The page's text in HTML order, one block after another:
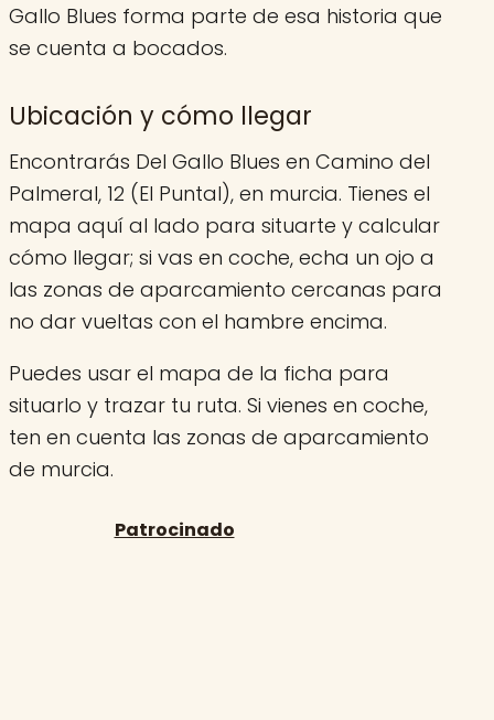
Gallo Blues forma parte de esa historia que
se cuenta a bocados.
Ubicación y cómo llegar
Encontrarás Del Gallo Blues en Camino del
Palmeral, 12 (El Puntal), en murcia. Tienes el
mapa aquí al lado para situarte y calcular
cómo llegar; si vas en coche, echa un ojo a
las zonas de aparcamiento cercanas para
no dar vueltas con el hambre encima.
Puedes usar el mapa de la ficha para
situarlo y trazar tu ruta. Si vienes en coche,
ten en cuenta las zonas de aparcamiento
de murcia.